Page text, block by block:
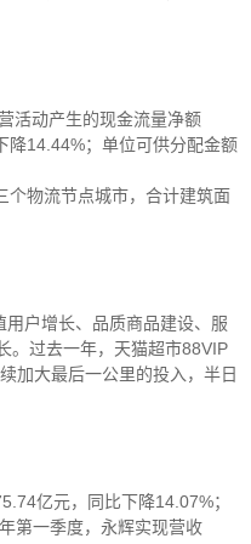
活动产生的现金流量净额
降14.44%；单位可供分配金额
个物流节点城市，合计建筑面
户增长、品质商品建设、服
。过去一年，天猫超市88VIP
加大最后一公里的投入，半日
亿元，同比下降14.07%；
第一季度，永辉实现营收